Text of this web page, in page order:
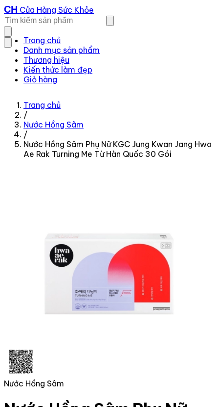
CH Cửa Hàng Sức Khỏe
Trang chủ
Danh mục sản phẩm
Thương hiệu
Kiến thức làm đẹp
Giỏ hàng
Trang chủ
/
Nước Hồng Sâm
/
Nước Hồng Sâm Phụ Nữ KGC Jung Kwan Jang Hwa
Ae Rak Turning Me Từ Hàn Quốc 30 Gói
Nước Hồng Sâm